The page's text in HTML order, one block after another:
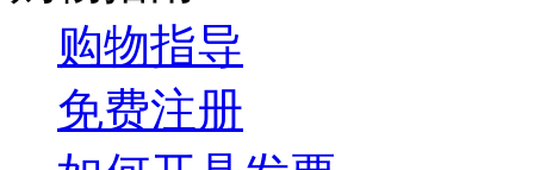
购物指导
免费注册